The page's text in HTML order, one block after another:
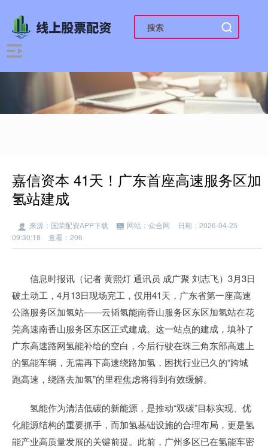
嘉信资本 41天！广东首座高速服务区加
氢站建成
来源：国荣配资APP下载 网站：众合网
日期：2026-04-25
09:30:18
查看：206
信息时报讯（记者 黄熙灯 通讯员 成广聚 刘志飞）3月3日
破土动工，4月13日现场完工，仅用41天，广东省第一座高速
公路服务区加氢站——云韬氢能南香山服务区东区加氢站在花
莞高速南香山服务区东区正式建成。这一站点的建成，填补了
广东高速路网氢能补给的空白，今后行驶在珠三角东部高速上
的氢能车辆，无需再下高速绕路加氢，困扰行业已久的“跨城
跑高速，绕路去加氢”的里程焦虑将得到有效缓解。
氢能作为清洁低碳的新能源，是推动“双碳”目标实现、优
化能源结构的重要抓手，而加氢基础设施的合理布局，更是氢
能产业高质量发展的关键前提。此前，广州多区已在氢能车密